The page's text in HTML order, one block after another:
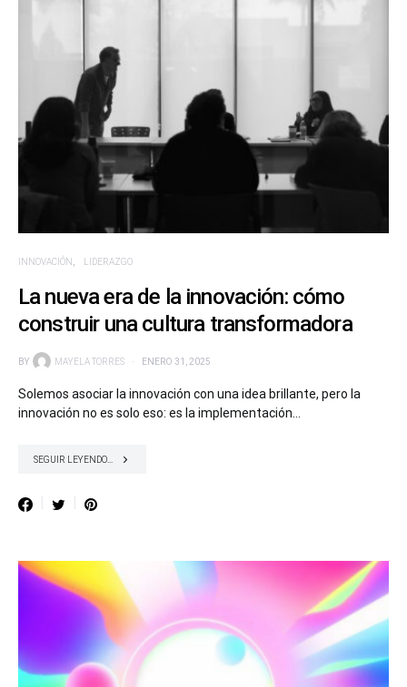
INNOVACIÓN LIDERAZGO
La nueva era de la innovación: cómo
construir una cultura transformadora
BY MAYELA TORRES ENERO 31, 2025
Solemos asociar la innovación con una idea brillante, pero la
innovación no es solo eso: es la implementación…
SEGUIR LEYENDO...